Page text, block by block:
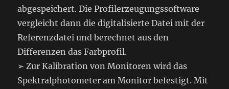
abgespeichert. Die Profilerzeugungssoftware
vergleicht dann die digitalisierte Datei mit der
Referenzdatei und berechnet aus den
Differenzen das Farbprofil.
➢ Zur Kalibration von Monitoren wird das
Spektralphotometer am Monitor befestigt. Mit